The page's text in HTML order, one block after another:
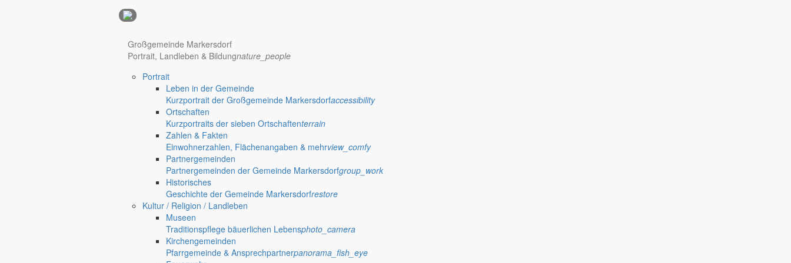
Regional werben auf markersdorf.de! anzeigen@gemeinde-markersdorf.de
Großgemeinde Markersdorf
Portrait, Landleben & Bildungnature_people
Portrait
Leben in der Gemeinde
Kurzportrait der Großgemeinde Markersdorfaccessibility
Ortschaften
Kurzportraits der sieben Ortschaftenterrain
Zahlen & Fakten
Einwohnerzahlen, Flächenangaben & mehrview_comfy
Partnergemeinden
Partnergemeinden der Gemeinde Markersdorfgroup_work
Historisches
Geschichte der Gemeinde Markersdorfrestore
Kultur / Religion / Landleben
Museen
Traditionspflege bäuerlichen Lebensphoto_camera
Kirchengemeinden
Pfarrgemeinde & Ansprechpartnerpanorama_fish_eye
Deutsch-Paulsdorf
Jauernick-Buschbach